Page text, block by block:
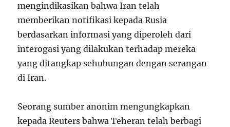
mengindikasikan bahwa Iran telah
memberikan notifikasi kepada Rusia
berdasarkan informasi yang diperoleh dari
interogasi yang dilakukan terhadap mereka
yang ditangkap sehubungan dengan serangan
di Iran.
Seorang sumber anonim mengungkapkan
kepada Reuters bahwa Teheran telah berbagi